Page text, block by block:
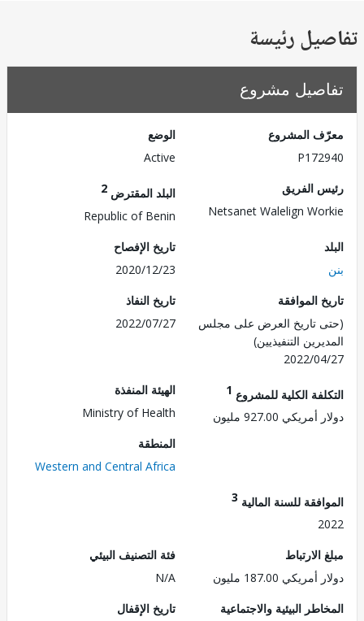
رئيسة
مشروع
المشروع
الفريق
Netsanet Walelign
البلد المقترض
Republic of Benin
تاريخ الإفصاح
2020/12/23
الموافقة
تاريخ العرض على مجلس
التنفيذيين)
2022/
تاريخ النفاذ
2022/07/27
الكلية للمشروع1
927.00 مليون
الهيئة المنفذة
Ministry of Health
Western and Central Africa
للسنة المالية3
187.00 مليون
فئة التصنيف البيئي
N/A
البيئية والاجتماعية
تاريخ الإقفال